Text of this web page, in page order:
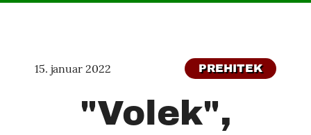
15. januar 2022 PREHITEK
"Volek",